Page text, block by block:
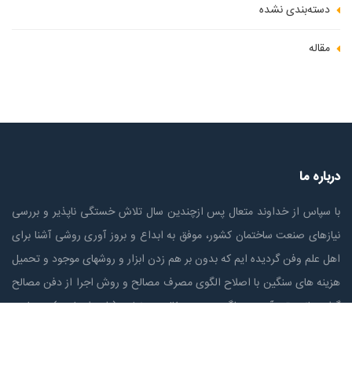
دسته‌بندی نشده
مقاله
درباره ما
با سپاس از خداوند متعال پس ازچندين سال تلاش خستگی ناپذير و بررسی
نیازهای صنعت ساختمان كشور، موفق به ابداع و بروز آوری روشی آشنا برای
اهل علم وفن گردیده ایم که بدون بر هم زدن ابزار و روشهای موجود و تحمیل
هزینه های سنگین با اصلاح الگوی مصرف مصالح و روش اجرا از دفن مصالح
گران مانند تیر آهن، میلگرد، بتن، سفال ، یونولیت(پلی استايرن) ، زمان ،